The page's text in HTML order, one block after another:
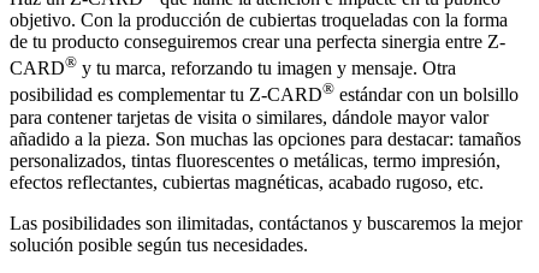
objetivo. Con la producción de cubiertas troqueladas con la forma
de tu producto conseguiremos crear una perfecta sinergia entre Z-
CARD® y tu marca, reforzando tu imagen y mensaje. Otra
posibilidad es complementar tu Z-CARD® estándar con un bolsillo
para contener tarjetas de visita o similares, dándole mayor valor
añadido a la pieza. Son muchas las opciones para destacar: tamaños
personalizados, tintas fluorescentes o metálicas, termo impresión,
efectos reflectantes, cubiertas magnéticas, acabado rugoso, etc.
Las posibilidades son ilimitadas, contáctanos y buscaremos la mejor
solución posible según tus necesidades.